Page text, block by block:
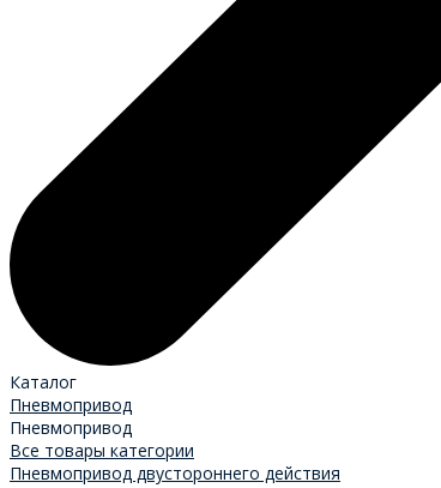
Каталог
Пневмопривод
Пневмопривод
Все товары категории
Пневмопривод двустороннего действия